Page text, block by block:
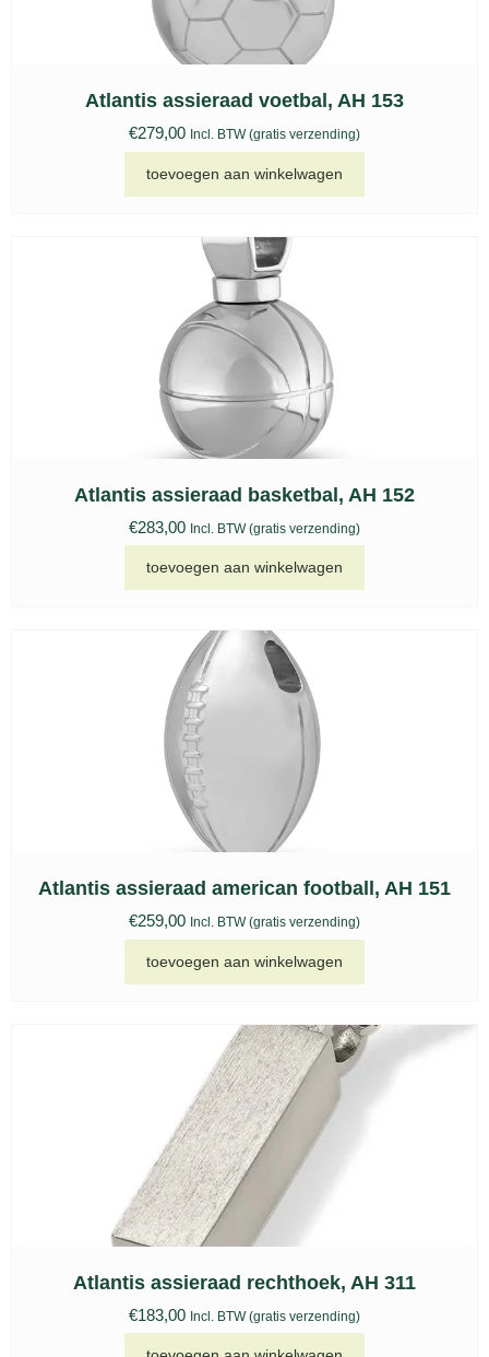
Atlantis assieraad voetbal, AH 153
€279,00 Incl. BTW (gratis verzending)
toevoegen aan winkelwagen
Atlantis assieraad basketbal, AH 152
€283,00 Incl. BTW (gratis verzending)
toevoegen aan winkelwagen
Atlantis assieraad american football, AH 151
€259,00 Incl. BTW (gratis verzending)
toevoegen aan winkelwagen
Atlantis assieraad rechthoek, AH 311
€183,00 Incl. BTW (gratis verzending)